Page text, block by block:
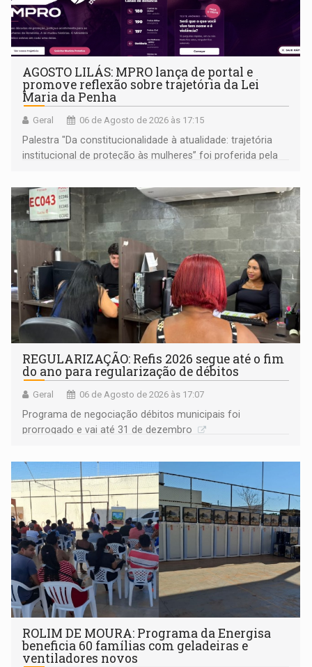
AGOSTO LILÁS: MPRO lança de portal e
promove reflexão sobre trajetória da Lei
Maria da Penha
Geral 06 de Agosto de 2026 às 17:15
Palestra "Da constitucionalidade à atualidade: trajetória
institucional de proteção às mulheres” foi proferida pela
Goiás
REGULARIZAÇÃO: Refis 2026 segue até o fim
do ano para regularização de débitos
Geral 06 de Agosto de 2026 às 17:07
Programa de negociação débitos municipais foi
prorrogado e vai até 31 de dezembro
ROLIM DE MOURA: Programa da Energisa
beneficia 60 famílias com geladeiras e
ventiladores novos